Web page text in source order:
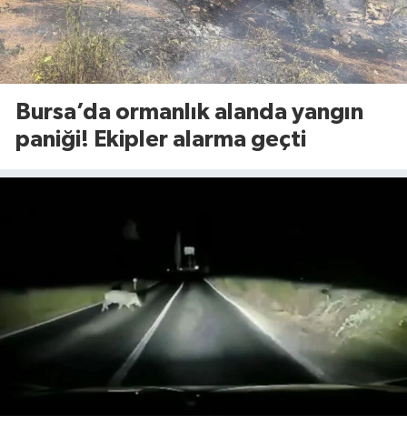
Bursa’da ormanlık alanda yangın
paniği! Ekipler alarma geçti